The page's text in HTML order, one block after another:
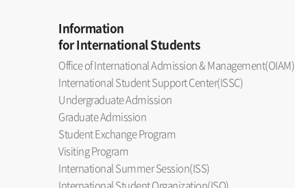
Information
for International Students
Office of International Admission & Management(OIAM)
International Student Support Center(ISSC)
Undergraduate Admission
Graduate Admission
Student Exchange Program
Visiting Program
International Summer Session(ISS)